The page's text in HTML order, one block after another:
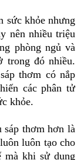
sức khỏe nhưng
nên nhiều triệu
phòng ngủ và
trong đó nhiều.
thơm có nắp
các phân tử
khỏe.
sáp thơm hơn là
luôn tạo cho
mà khi sử dụng